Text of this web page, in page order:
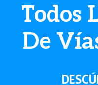
Todos
De